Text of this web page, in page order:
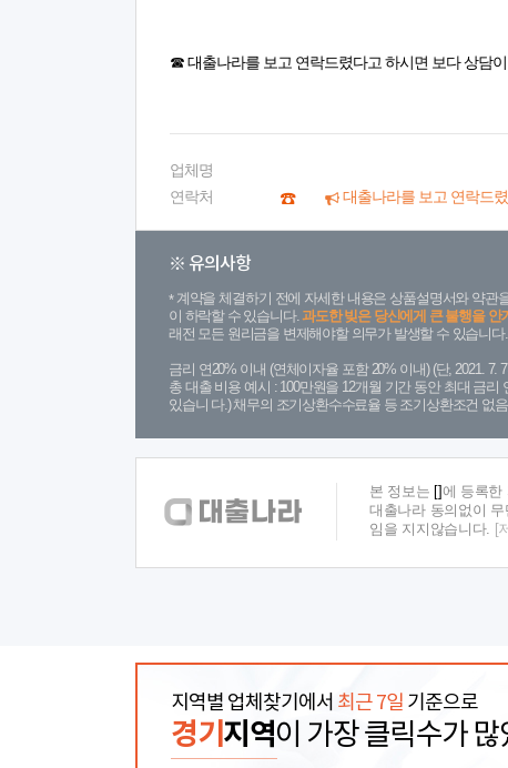
☎ 대출나라를 보고 연락드렸다고 하시면 보다 상담
업체명
연락처
대출나라를 보고 연락드
※ 유의사항
계약을 체결하기 전에 자세한 내용은 상품설명서와 약
이 하락할 수 있습니다.과도한 빚은 당신에게 큰 불행을
래전 모든 원리금을 변제해야할 의무가 발생할 수 있습니
금리 연20% 이내 (연체이자율 포함 20% 이내) (단, 2021.
총 대출 비용 예시 : 100만원을 12개월 기간 동안 최대 금
있습니 다.) 채무의 조기상환수수료율 등 조기상환조건 없
본 정보는
에 등록한
대출나라 동의없이
임을 지지않습니다.
[
지역별 업체찾기에서 최근 7일 기준으로
경기 지역이 가장 클릭수가